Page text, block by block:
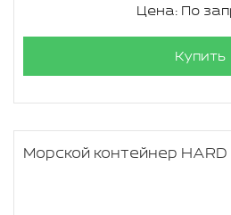
Цена: По
Купить
Морской контейнер